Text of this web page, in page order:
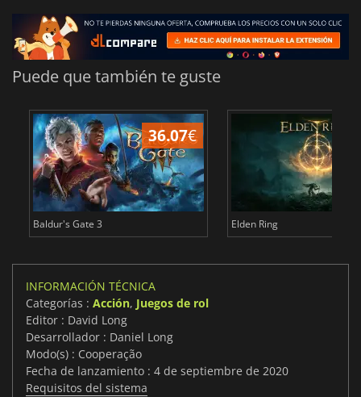
Puede que también te guste
36.07€
Baldur's Gate 3 Elden Ring
INFORMACIÓN TÉCNICA
Categorías : Acción, Juegos de rol
Editor : David Long
Desarrollador : Daniel Long
Modo(s) : Cooperação
Fecha de lanzamiento : 4 de septiembre de 2020
Requisitos del sistema